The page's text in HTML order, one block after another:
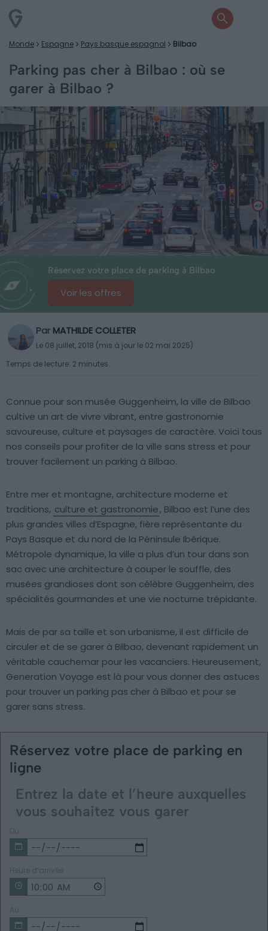
Monde Espagne Pays basque espagnol Bilbao
Parking pas cher à Bilbao : où se
garer à Bilbao ?
Réservez votre place de parking à Bilbao
Voir les offres
Par MATHILDE COLLETER
Le 08 juillet, 2018 (mis à jour le 02 mai 2025)
Temps de lecture: 2 minutes
Connue pour son musée Guggenheim, la ville de Bilbao
cultive un art de vivre vibrant, entre gastronomie
savoureuse, culture et paysages de caractère. Voici tous
nos conseils pour profiter de la ville sans stress et pour
trouver facilement un parking à Bilbao.
Entre mer et montagne, architecture moderne et
traditions, culture et gastronomie, Bilbao est l’une des
plus grandes villes d’Espagne, fière représentante du
Pays Basque et du nord de la Péninsule Ibérique.
Métropole dynamique, la ville a plus d’un tour dans son
sac avec une architecture à couper le souffle, des
musées grandioses dont son célèbre Guggenheim, des
spécialités gourmandes et une vie nocturne trépidante.
Mais de par sa taille et son urbanisme, il est difficile de
circuler et de se garer à Bilbao, devenant rapidement un
véritable cauchemar pour les vacanciers. Heureusement,
Generation Voyage est là pour vous donner des astuces
pour trouver un parking pas cher à Bilbao et pour se
garer sans stress.
Réservez votre place de parking en
ligne
Entrez la date et l’heure auxquelles
vous souhaitez vous garer